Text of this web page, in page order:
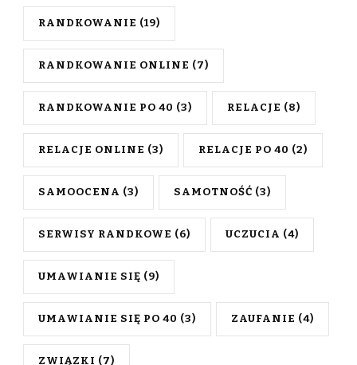
RANDKOWANIE (19)
RANDKOWANIE ONLINE (7)
RANDKOWANIE PO 40 (3) RELACJE (8)
RELACJE ONLINE (3) RELACJE PO 40 (2)
SAMOOCENA (3) SAMOTNOŚĆ (3)
SERWISY RANDKOWE (6) UCZUCIA (4)
UMAWIANIE SIĘ (9)
UMAWIANIE SIĘ PO 40 (3) ZAUFANIE (4)
ZWIĄZKI (7)